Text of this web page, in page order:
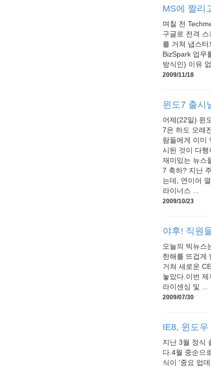
MS에 짤리
며칠 전
구글로 전격
를 거쳐 냅스
BizSpark 업무
방식인) 이유
2009/11/18
윈도7 출시
어제(22일) 윈
7은 하도 오래
람들에게 이미
시된 것이 다행
재미있는 뉴스
7 축하? 지난
는데, 연이어
라이너스 ...
2009/10/23
야후! 직원
오늘의 빅뉴스
한해를 뜨겁게
거쳐 새로운
놓았다.이번
라이센싱 및 ...
2009/07/30
IE8, 윈도
지난 3월 정식
다.4월 중순으
식이 '중요 업